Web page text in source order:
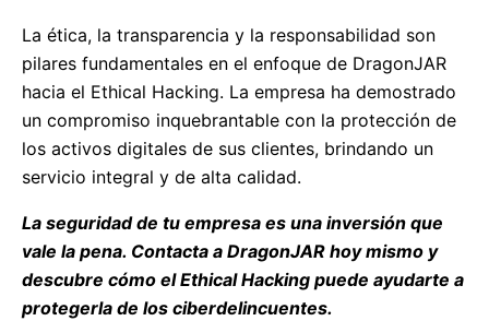
La ética, la transparencia y la responsabilidad son
pilares fundamentales en el enfoque de DragonJAR
hacia el Ethical Hacking. La empresa ha demostrado
un compromiso inquebrantable con la protección de
los activos digitales de sus clientes, brindando un
servicio integral y de alta calidad.
La seguridad de tu empresa es una inversión que
vale la pena. Contacta a DragonJAR hoy mismo y
descubre cómo el Ethical Hacking puede ayudarte a
protegerla de los ciberdelincuentes.